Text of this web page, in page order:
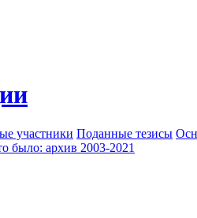
участники Поданные тезисы
было: архив 2003-2021